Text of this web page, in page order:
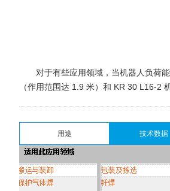
对于有些应用领域，当机器人负荷
（作用范围达 1.9 米）和 KR 30 L16-2
用途 技术数据